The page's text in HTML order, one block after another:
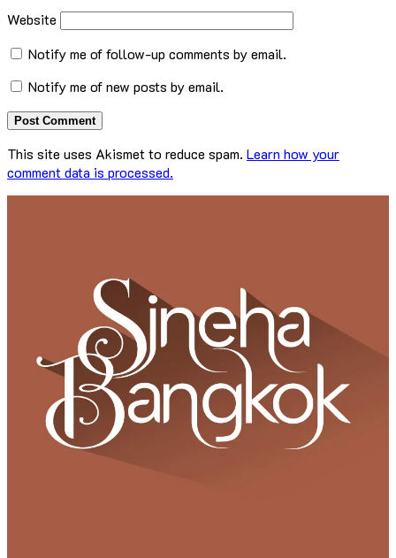
Website
Notify me of follow-up comments by email.
Notify me of new posts by email.
This site uses Akismet to reduce spam. Learn how your
comment data is processed.